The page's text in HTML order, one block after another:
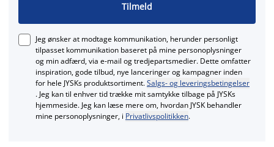
Tilmeld
Jeg ønsker at modtage kommunikation, herunder personligt
tilpasset kommunikation baseret på mine personoplysninger
og min adfærd, via e‑mail og tredjepartsmedier. Dette omfatter
inspiration, gode tilbud, nye lanceringer og kampagner inden
for hele JYSKs produktsortiment.Salgs- og leveringsbetingelser
. Jeg kan til enhver tid trække mit samtykke tilbage på JYSKs
hjemmeside. Jeg kan læse mere om, hvordan JYSK behandler
mine personoplysninger, i Privatlivspolitikken.